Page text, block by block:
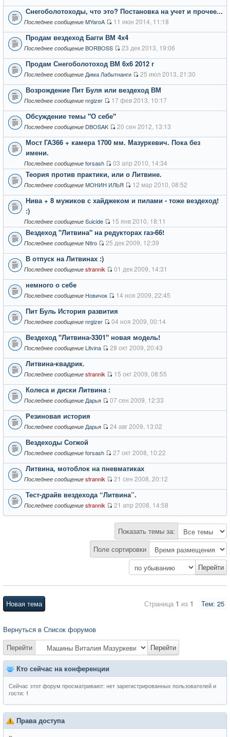
Снегоболотоходы, что это? Постановка на учет и прочее...
Последнее сообщение MYaroA 11 июн 2014, 11:18
Продам вездеход Багги ВМ 4х4
Последнее сообщение BORBOSS 23 дек 2013, 19:06
Продам Снегоболотоход ВМ 6х6 2012 г
Последнее сообщение Дима Лабытнанги 25 июл 2013, 21:30
Возрождение Пит Буля или вездеход ВМ
Последнее сообщение nrgizer 17 фев 2013, 10:17
Обсуждение темы "О себе"
Последнее сообщение DBOSAK 20 сен 2012, 13:13
Мост ГАЗ66 + камера 1700 мм. Мазуркевич. Пока без
имени.
Последнее сообщение forsash 03 апр 2010, 14:34
Теория против практики, или о Литвине.
Последнее сообщение МОНИН ИЛЬЯ 12 мар 2010, 08:52
Нива + 8 мужиков с хайджеком и пилами - тоже вездеход!
:)
Последнее сообщение Suicide 15 янв 2010, 18:11
Вездеход "Литвина" на редукторах газ-66!
Последнее сообщение Nitro 25 дек 2009, 12:39
В отпуск на Литвинах :)
Последнее сообщение strannik 01 дек 2009, 14:31
немного о себе
Последнее сообщение Новичок 14 ноя 2009, 22:45
Пит Буль История развития
Последнее сообщение nrgizer 04 ноя 2009, 00:14
Вездеход "Литвина-3301" новая модель!
Последнее сообщение Litvina 28 окт 2009, 20:43
Литвина-квадрик.
Последнее сообщение strannik 15 окт 2009, 08:55
Колеса и диски Литвина :
Последнее сообщение Дарья 07 сен 2009, 12:33
Резиновая история
Последнее сообщение Дарья 24 авг 2009, 13:02
Вездеходы Согжой
Последнее сообщение forsash 27 окт 2008, 10:22
Литвина, мотоблок на пневматиках
Последнее сообщение strannik 21 сен 2008, 20:12
Тест-драйв вездехода “Литвина”.
Последнее сообщение strannik 21 апр 2008, 14:58
Показать темы за:
Поле сортировки
Новая тема Тем: 25
Страница 1 из 1
Вернуться в Список форумов
Перейти
Перейти
Кто сейчас на конференции
Сейчас этот форум просматривают: нет зарегистрированных пользователей и
гости: 1
Права доступа